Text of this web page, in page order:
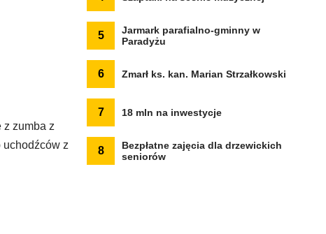
z zumba z
uchodźców z
5
Jarmark parafialno-gminny w
Paradyżu
6 Zmarł ks. kan. Marian Strzałkowski
7 18 mln na inwestycje
8
Bezpłatne zajęcia dla drzewickich
seniorów